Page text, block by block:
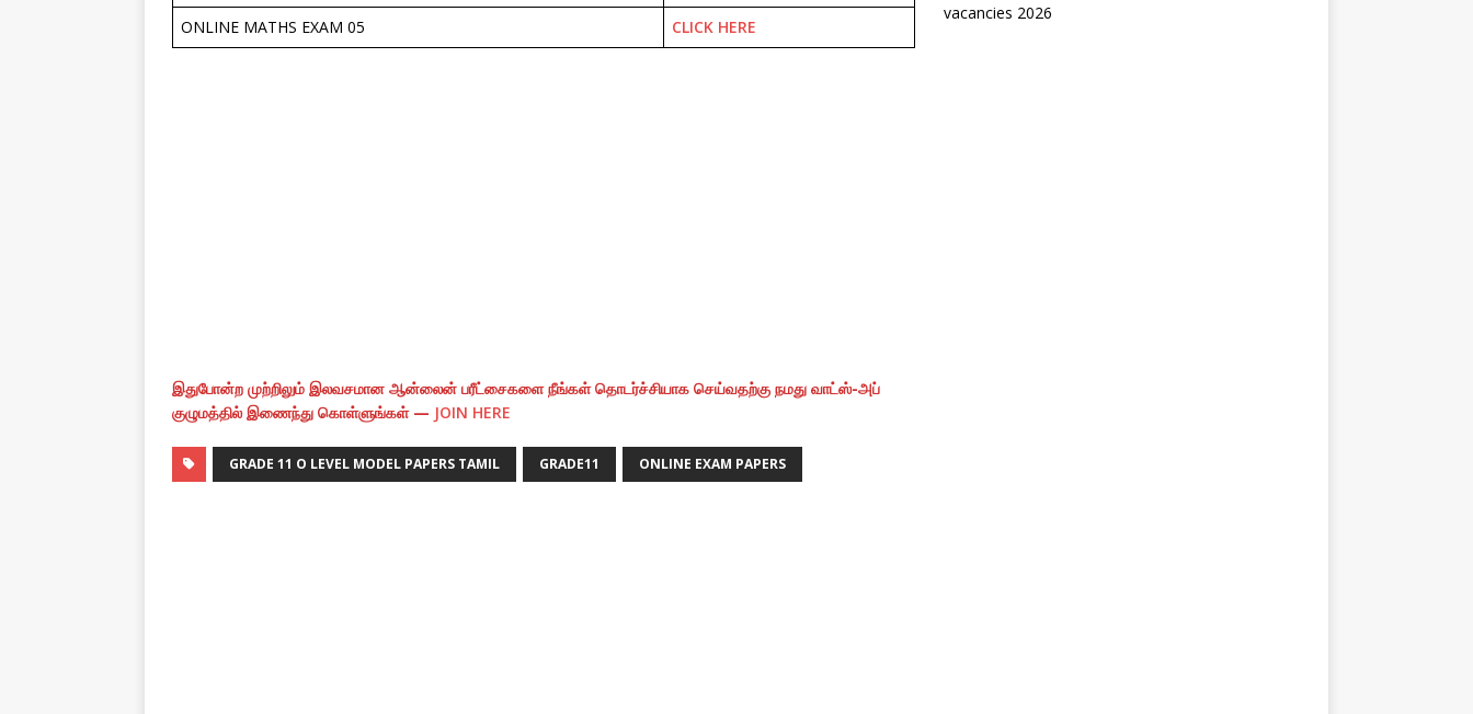
ONLINE MATHS EXAM 05
CLICK HERE
இதுபோன்ற முற்றிலும் இலவசமான ஆன்லைன் பரீட்சைகளை நீங்கள் தொடர்ச்சியாக செய்வதற்கு நமது வாட்ஸ்-அப்
குழுமத்தில் இணைந்து கொள்ளுங்கள் — JOIN HERE
GRADE 11 O LEVEL MODEL PAPERS TAMIL GRADE11 ONLINE EXAM PAPERS
vacancies 2026